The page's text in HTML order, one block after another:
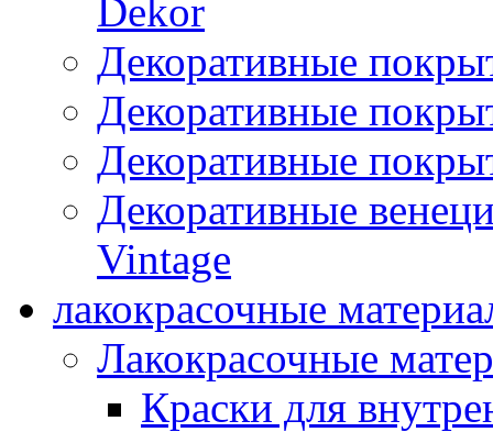
Dekor
Декоративные
Декоративные
Декоративные
Декоративные
Vintage
лакокрасочные
Лакокрасочные
Краски для